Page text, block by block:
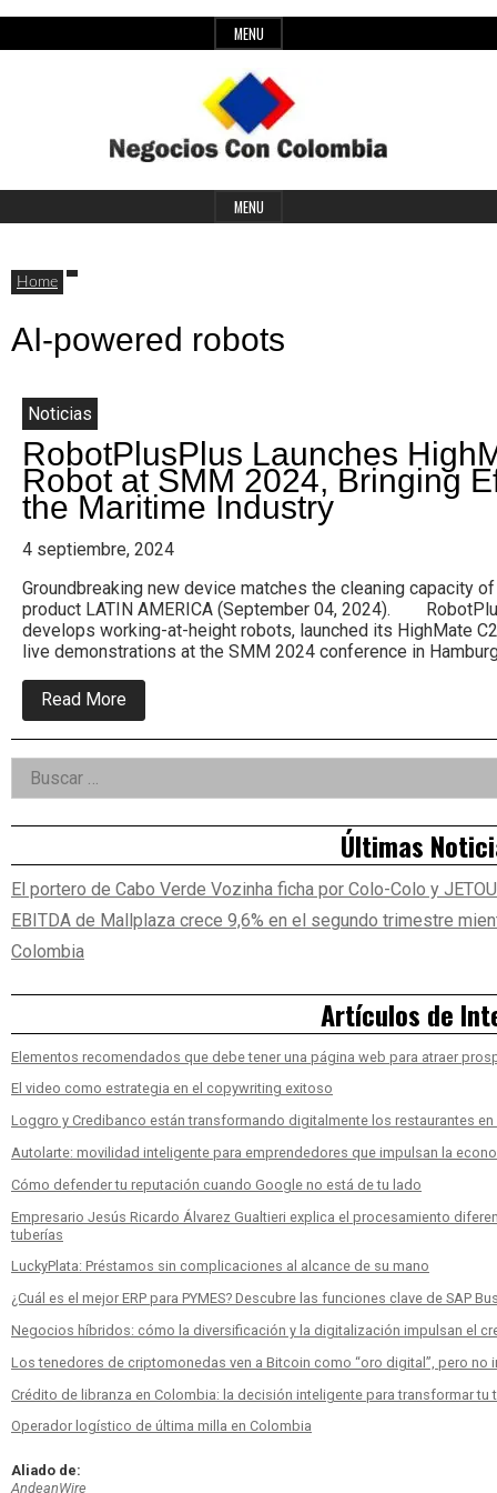
to
MENU
Negocios
con
Colombia
Últimas
noticias,
comunicados
actualidad
de
negocios
con
Colombia.
Header
MENU
Home
AI-powered robots
Noticias
RobotPlusPlus Launches
Robot at SMM 2024, Bringing
the Maritime Industry
4 septiembre, 2024
Groundbreaking new device matches the cleaning capacity
product LATIN AMERICA (September 04, 2024).
develops working-at-height robots, launched its HighMate
live demonstrations at the SMM 2024 conference in
Read More
RobotPlusPlus
Launches
Robot
at
Efficiency
and
Safety
Industry
Right
Asides
Buscar:
Últimas
El portero de Cabo Verde Vozinha ficha por Colo-Colo y
EBITDA de Mallplaza crece 9,6% en el segundo trimestre
Colombia
Artículos de
Elementos recomendados que debe tener una página web para atraer
El video como estrategia en el copywriting exitoso
Loggro y Credibanco están transformando digitalmente los restaurantes
Autolarte: movilidad inteligente para emprendedores que impulsan la
Cómo defender tu reputación cuando Google no está de tu lado
Empresario Jesús Ricardo Álvarez Gualtieri explica el procesamiento
tuberías
LuckyPlata: Préstamos sin complicaciones al alcance de su mano
¿Cuál es el mejor ERP para PYMES? Descubre las funciones clave de SAP
Negocios híbridos: cómo la diversificación y la digitalización impulsan el
Los tenedores de criptomonedas ven a Bitcoin como “oro digital”, pero no
Crédito de libranza en Colombia: la decisión inteligente para transformar tu
Operador logístico de última milla en Colombia
Aliado de:
AndeanWire